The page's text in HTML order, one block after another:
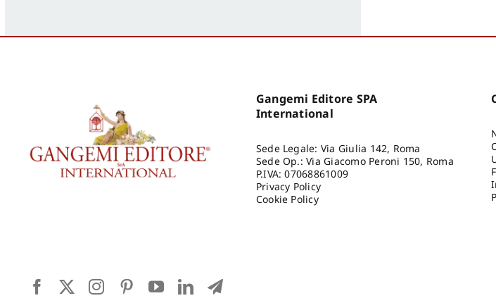
Gangemi Editore SPA
International
Sede Legale: Via Giulia 142, Roma
Sede Op.: Via Giacomo Peroni 150, Roma
P.IVA: 07068861009
Privacy Policy
Cookie Policy